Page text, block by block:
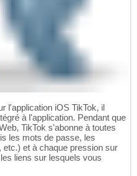
l'application iOS TikTok, il
à l'application. Pendant que
TikTok s'abonne à toutes
les mots de passe, les
et à chaque pression sur
liens sur lesquels vous